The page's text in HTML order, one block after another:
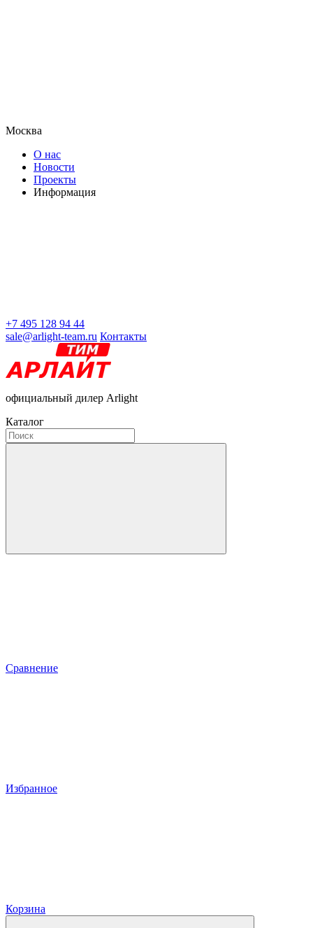
Москва
О нас
Новости
Проекты
Информация
+7 495 128 94 44
sale@arlight-team.ru Контакты
официальный дилер Arlight
Каталог
Сравнение
Избранное
Корзина